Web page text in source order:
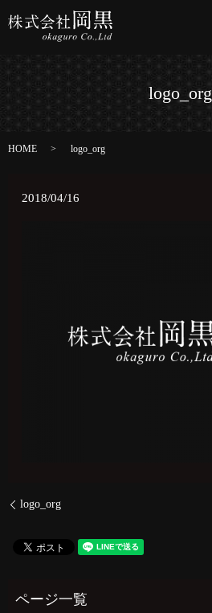
logo_org
HOME logo_org
2018/04/16
logo_org